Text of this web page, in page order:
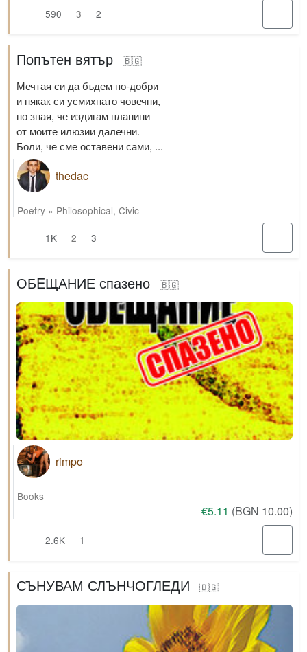
590
3 2
Попътен вятър 🇧🇬
Мечтая си да бъдем по-добри
и някак си усмихнато човечни,
но зная, че издигам планини
от моите илюзии далечни.
Боли, че сме оставени сами, ...
thedac
Poetry » Philosophical, Civic
1K
2 3
ОБEЩАНИЕ спазено 🇧🇬
rimpo
Books
€5.11 (BGN 10.00)
2.6K 1
СЪНУВАМ СЛЪНЧОГЛЕДИ 🇧🇬